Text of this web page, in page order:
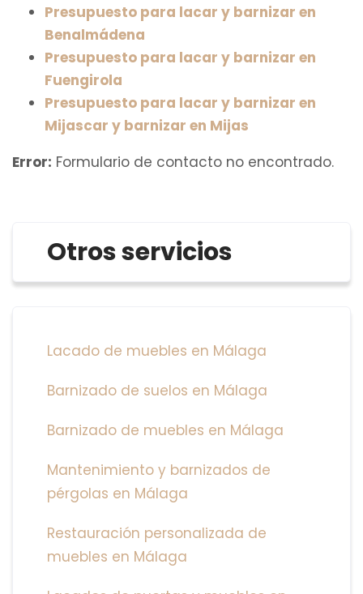
Presupuesto para lacar y barnizar en
Benalmádena
Presupuesto para lacar y barnizar en
Fuengirola
Presupuesto para lacar y barnizar en
Mijascar y barnizar en Mijas
Error: Formulario de contacto no encontrado.
Otros servicios
Lacado de muebles en Málaga
Barnizado de suelos en Málaga
Barnizado de muebles en Málaga
Mantenimiento y barnizados de
pérgolas en Málaga
Restauración personalizada de
muebles en Málaga